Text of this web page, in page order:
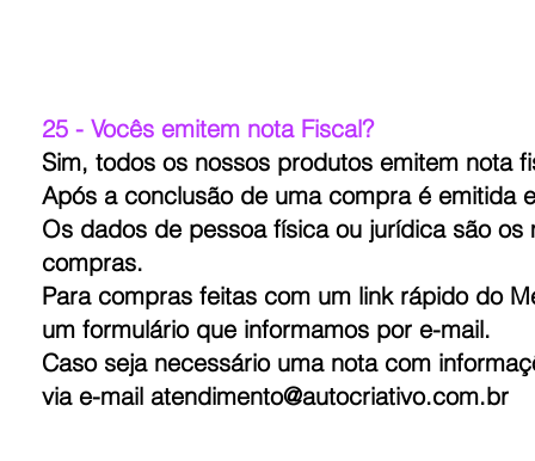
25 - Vocês emitem nota Fiscal?
Sim, todos os nossos produtos emitem nota
Após a conclusão de uma compra é emitida
Os dados de pessoa física ou jurídica são
compras.
Para compras feitas com um link rápido do
um formulário que informamos por e-mail.
Caso seja necessário uma nota com
via e-mail atendimento@autocriativo.com.br